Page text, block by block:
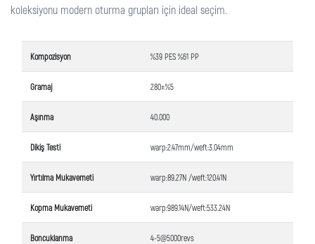
koleksiyonu modern oturma grupları için ideal seçim.
Kompozisyon %39 PES %61 PP
Gramaj 280±%5
Aşınma 40.000
Dikiş Testi warp:2.47mm/weft:3.04mm
Yırtılma Mukavemeti warp:89.27N /weft:120.41N
Kopma Mukavemeti warp:989.14N/weft:533.24N
Boncuklanma 4-5@5000revs